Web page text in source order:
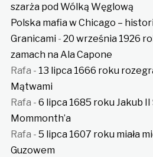
szarża pod Wólką Węglową
Polska mafia w Chicago –
Granicami- 20 września 1926
zamach na Ala Capone
Rafa - 13 lipca 1666 roku
Mątwami
Rafa - 6 lipca 1685 roku Jakub II
Mommonth’a
Rafa - 5 lipca 1607 roku miała
Guzowem